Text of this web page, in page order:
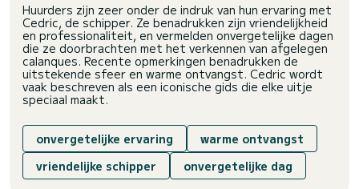
Huurders zijn zeer onder de indruk van hun ervaring met
Cedric, de schipper. Ze benadrukken zijn vriendelijkheid
en professionaliteit, en vermelden onvergetelijke dagen
die ze doorbrachten met het verkennen van afgelegen
calanques. Recente opmerkingen benadrukken de
uitstekende sfeer en warme ontvangst. Cedric wordt
vaak beschreven als een iconische gids die elke uitje
speciaal maakt.
onvergetelijke ervaring
warme ontvangst
vriendelijke schipper
onvergetelijke dag